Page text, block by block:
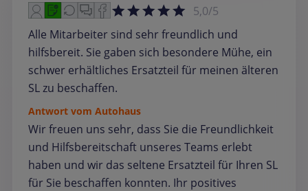
5,0/5
Alle Mitarbeiter sind sehr freundlich und
hilfsbereit. Sie gaben sich besondere Mühe, ein
schwer erhältliches Ersatzteil für meinen älteren
SL zu beschaffen.
Antwort vom Autohaus
Wir freuen uns sehr, dass Sie die Freundlichkeit
und Hilfsbereitschaft unseres Teams erlebt
haben und wir das seltene Ersatzteil für Ihren SL
für Sie beschaffen konnten. Ihr positives